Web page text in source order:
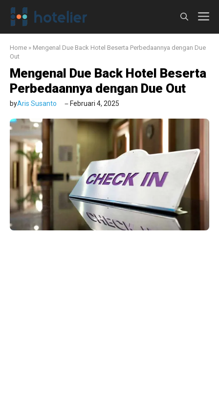
Langsung
Home » Mengenal Due Back Hotel Beserta Perbedaannya dengan Due
Out
Mengenal Due Back Hotel Beserta
Perbedaannya dengan Due Out
byAris Susanto Februari 4, 2025